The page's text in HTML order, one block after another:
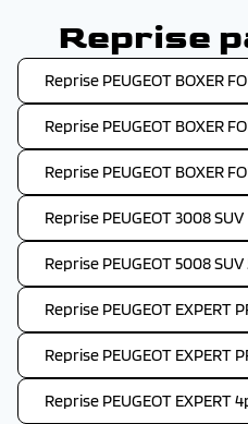
Reprise
Reprise PEUGEOT BOXER
Reprise PEUGEOT BOXER
Reprise PEUGEOT BOXER
Reprise PEUGEOT 3008 SUV
Reprise PEUGEOT 5008 SUV
Reprise PEUGEOT EXPERT
Reprise PEUGEOT EXPERT
Reprise PEUGEOT EXPERT